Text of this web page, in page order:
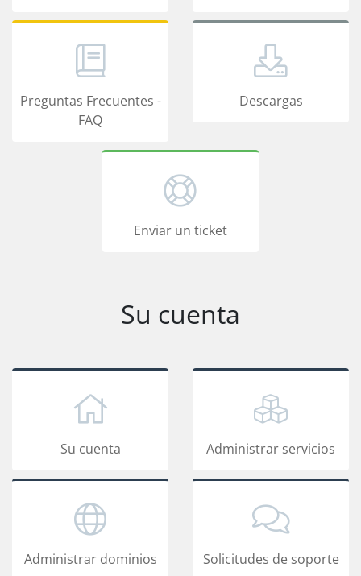
Preguntas Frecuentes -
FAQ
Descargas
Enviar un ticket
Su cuenta
Su cuenta Administrar servicios
Administrar dominios Solicitudes de soporte